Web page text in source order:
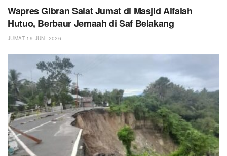
Wapres Gibran Salat Jumat di Masjid Alfalah
Hutuo, Berbaur Jemaah di Saf Belakang
JUMAT 19 JUNI 2026